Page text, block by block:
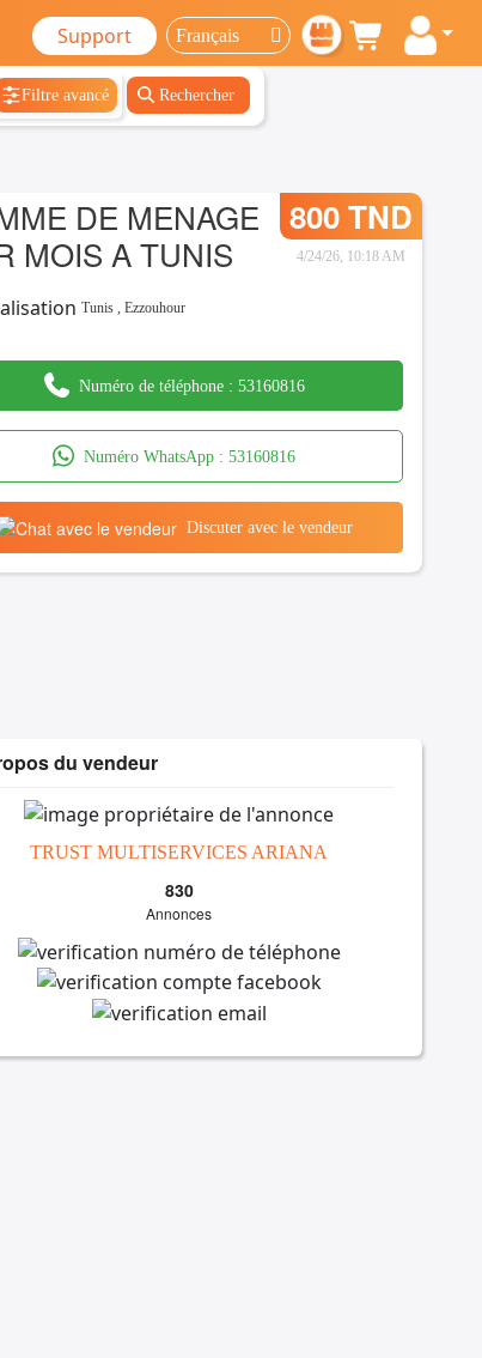
Support
Filtre avancé Rechercher
DE MENAGE
MOIS A TUNIS
800 TND
4/24/26, 10:18 AM
Tunis ,Ezzouhour
Numéro de téléphone : 53160816
Numéro WhatsApp :53160816
Discuter avec le vendeur
du vendeur
TRUST MULTISERVICES ARIANA
830
Annonces